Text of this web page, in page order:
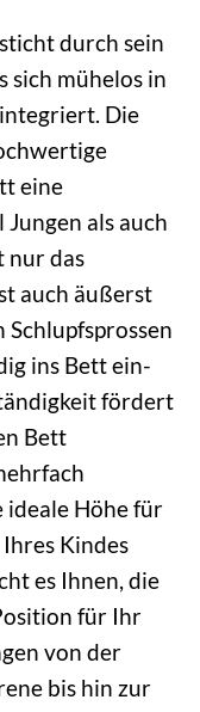
durch sein
sich mühelos in
Die
eine
als auch
nur das
auch äußerst
ins Bett ein-
fördert
Bett
ideale Höhe für
Kindes
es Ihnen, die
für Ihr
von der
bis hin zur